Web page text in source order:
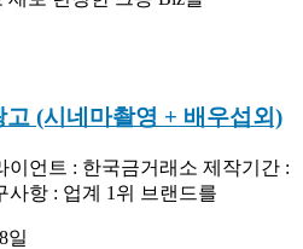
(시네마촬영 + 배우섭외)
이언트 : 한국금거래소 제작기간 :
사항 : 업계 1위 브랜드를
일